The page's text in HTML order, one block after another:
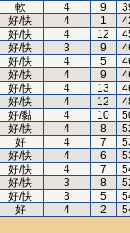
軟 4 9
好/快 4 1
好/快 4 12
好/快 3 9
好/快 4 5
好/快 4 9
好/快 4 13
好/快 4 12
好/黏 4 10
好/快 4 8
好 4 7
好/快 4 6
好/快 4 7
好/快 3 8
好/快 3 5
好 4 2